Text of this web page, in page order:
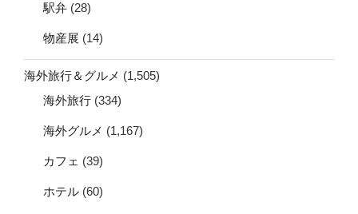
駅弁 (28)
物産展 (14)
海外旅行＆グルメ (1,505)
海外旅行 (334)
海外グルメ (1,167)
カフェ (39)
ホテル (60)